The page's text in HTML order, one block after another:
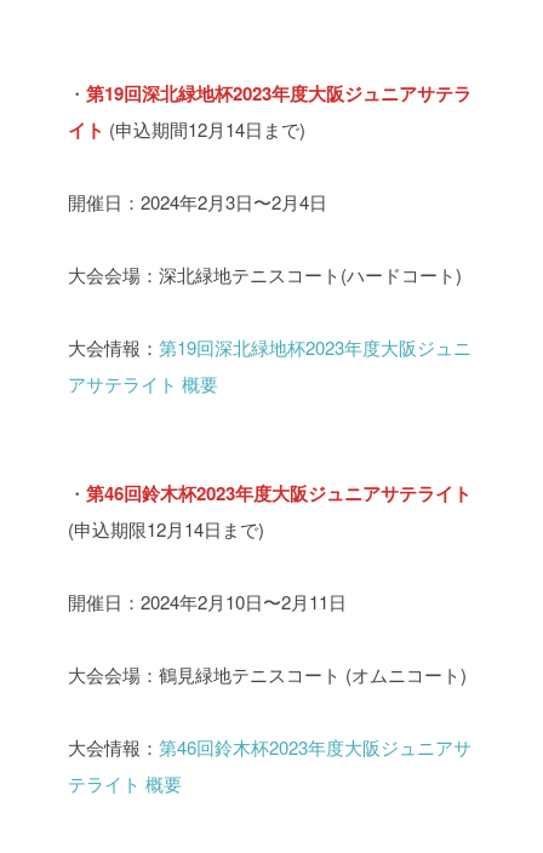
・ 第19回深北緑地杯2023年度大阪ジュニアサテラ
イト (申込期間12月14日まで)
開催日：2024年2月3日〜2月4日
大会会場：深北緑地テニスコート(ハードコート)
大会情報： 第19回深北緑地杯2023年度大阪ジュニ
アサテライト 概要
・ 第46回鈴木杯2023年度大阪ジュニアサテライト
(申込期限12月14日まで)
開催日：2024年2月10日〜2月11日
大会会場：鶴見緑地テニスコート (オムニコート)
大会情報： 第46回鈴木杯2023年度大阪ジュニアサ
テライト 概要